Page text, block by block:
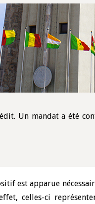
Un mandat a été
est apparue
celles-ci
mars 2026,
Monsieur Jean-